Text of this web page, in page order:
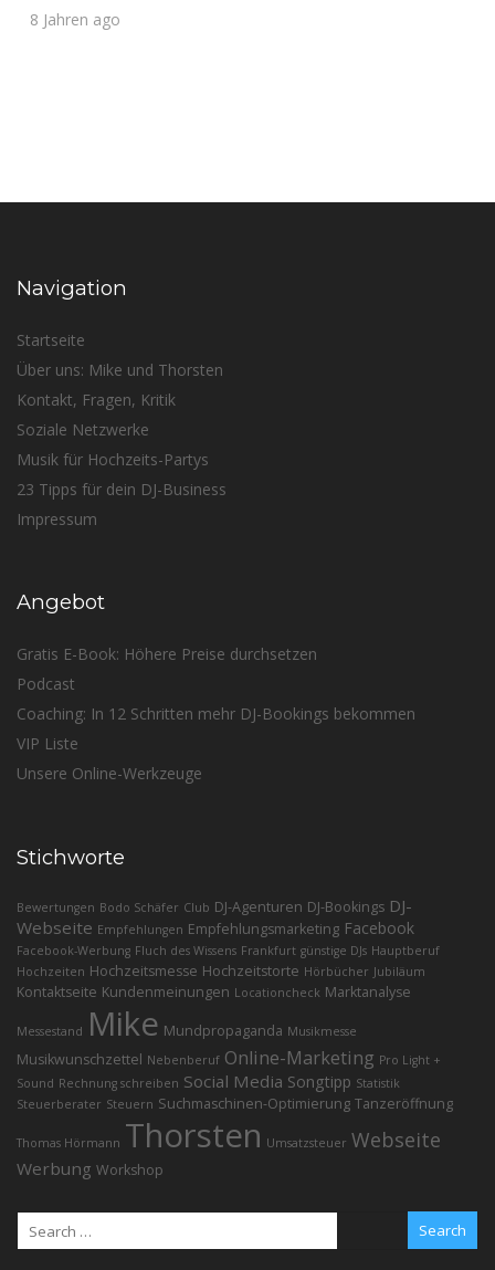
8 Jahren ago
Navigation
Startseite
Über uns: Mike und Thorsten
Kontakt, Fragen, Kritik
Soziale Netzwerke
Musik für Hochzeits-Partys
23 Tipps für dein DJ-Business
Impressum
Angebot
Gratis E-Book: Höhere Preise durchsetzen
Podcast
Coaching: In 12 Schritten mehr DJ-Bookings bekommen
VIP Liste
Unsere Online-Werkzeuge
Stichworte
Bewertungen Bodo Schäfer Club DJ-Agenturen DJ-Bookings DJ-
Webseite Empfehlungen Empfehlungsmarketing Facebook
Facebook-Werbung Fluch des Wissens Frankfurt günstige DJs Hauptberuf
Hochzeiten Hochzeitsmesse Hochzeitstorte Hörbücher Jubiläum
Kontaktseite Kundenmeinungen Locationcheck Marktanalyse
Messestand Mike Mundpropaganda Musikmesse
Musikwunschzettel Nebenberuf Online-Marketing Pro Light +
Sound Rechnung schreiben Social Media Songtipp Statistik
Steuerberater Steuern Suchmaschinen-Optimierung Tanzeröffnung
Thomas Hörmann Thorsten Umsatzsteuer Webseite
Werbung Workshop